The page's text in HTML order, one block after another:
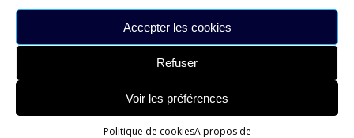
Accepter les cookies
Refuser
Voir les préférences
Politique de cookiesA propos de
Gilly
gyo
Lancia Ypsilon : naturellement envoûtante ?